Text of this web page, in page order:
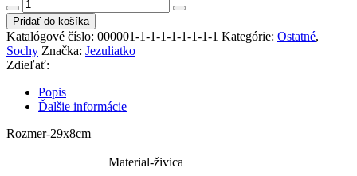
Dekorácia
muž-
žena
Pridať do košíka
Katalógové číslo: 000001-1-1-1-1-1-1-1-1 Kategórie: Ostatné,
Sochy Značka: Jezuliatko
Zdieľať:
Popis
Ďalšie informácie
Rozmer-29x8cm
Material-živica